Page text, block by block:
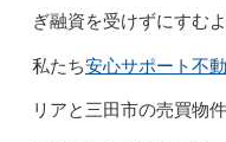
ぎ融資を受けずにすむ
私たち安心サポート不
リアと三田市の売買物